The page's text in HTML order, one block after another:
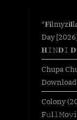
Day
𝐇𝙸𝙽𝐃𝙸
Chupa
Colony